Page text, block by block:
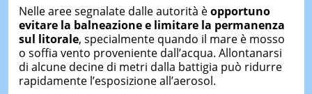
Nelle aree segnalate dalle autorità èopportuno
evitare la balneazione e limitare la permanenza
sul litorale, specialmente quando il mare è mosso
o soffia vento proveniente dall’acqua. Allontanarsi
di alcune decine di metri dalla battigia può ridurre
rapidamente l’esposizione all’aerosol.